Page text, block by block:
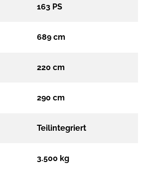
163 PS
689 cm
220 cm
290 cm
Teilintegriert
3.500 kg